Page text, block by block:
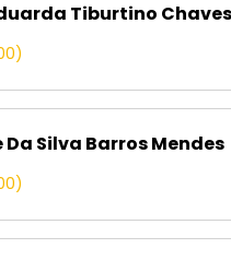
Tiburtino
Da Silva Barros Mendes